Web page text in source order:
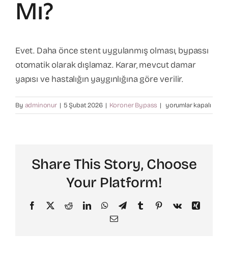
Kalp Cerrahisi
Mı?
Evet. Daha önce stent uygulanmış olması, bypassı
otomatik olarak dışlamaz. Karar, mevcut damar
yapısı ve hastalığın yaygınlığına göre verilir.
By adminonur | 5 Şubat 2026 | Koroner Bypass |
Stent
varken
için
yorumlar kapalı
Share This Story, Choose
Your Platform!
Facebook
X RedditLinkedInWhatsApp
TelegramTumblr PinterestVk
Xing
Email